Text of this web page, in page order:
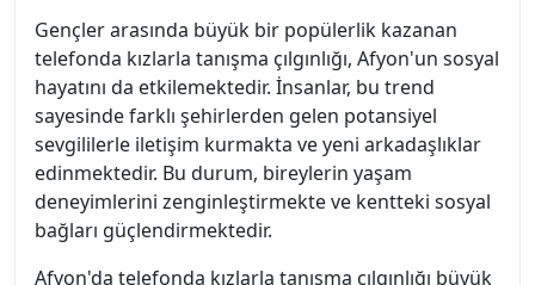
Gençler arasında büyük bir popülerlik kazanan
telefonda kızlarla tanışma çılgınlığı, Afyon'un sosyal
hayatını da etkilemektedir. İnsanlar, bu trend
sayesinde farklı şehirlerden gelen potansiyel
sevgililerle iletişim kurmakta ve yeni arkadaşlıklar
edinmektedir. Bu durum, bireylerin yaşam
deneyimlerini zenginleştirmekte ve kentteki sosyal
bağları güçlendirmektedir.
Afyon'da telefonda kızlarla tanışma çılgınlığı büyük